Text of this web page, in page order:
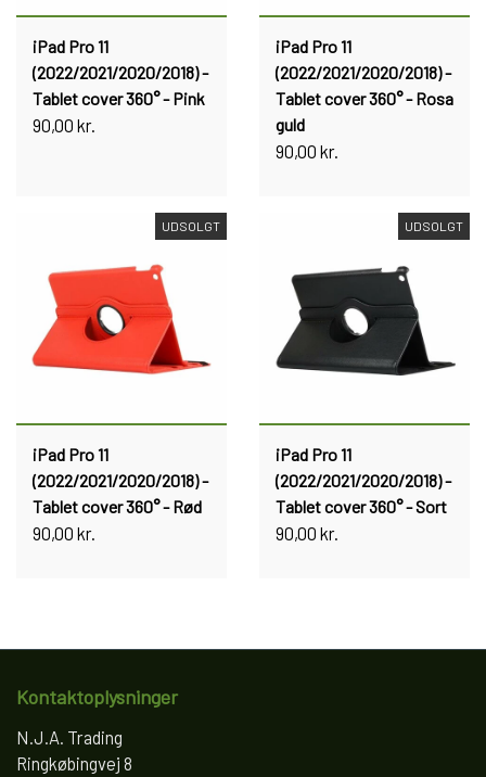
iPad Pro 11
(2022/2021/2020/2018) -
Tablet cover 360° - Pink
90,00 kr.
iPad Pro 11
(2022/2021/2020/2018) -
Tablet cover 360° - Rosa
guld
90,00 kr.
UDSOLGT
iPad Pro 11
(2022/2021/2020/2018) -
Tablet cover 360° - Rød
90,00 kr.
UDSOLGT
iPad Pro 11
(2022/2021/2020/2018) -
Tablet cover 360° - Sort
90,00 kr.
Kontaktoplysninger
N.J.A. Trading
Ringkøbingvej 8